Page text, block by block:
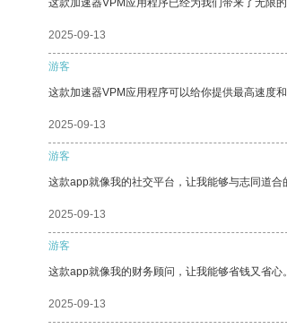
这款加速器VPM应用程序已经为我们带来了无限
2025-09-13
游客
这款加速器VPM应用程序可以给你提供最高速度
2025-09-13
游客
这款app就像我的社交平台，让我能够与志同道合
2025-09-13
游客
这款app就像我的财务顾问，让我能够省钱又省心。
2025-09-13